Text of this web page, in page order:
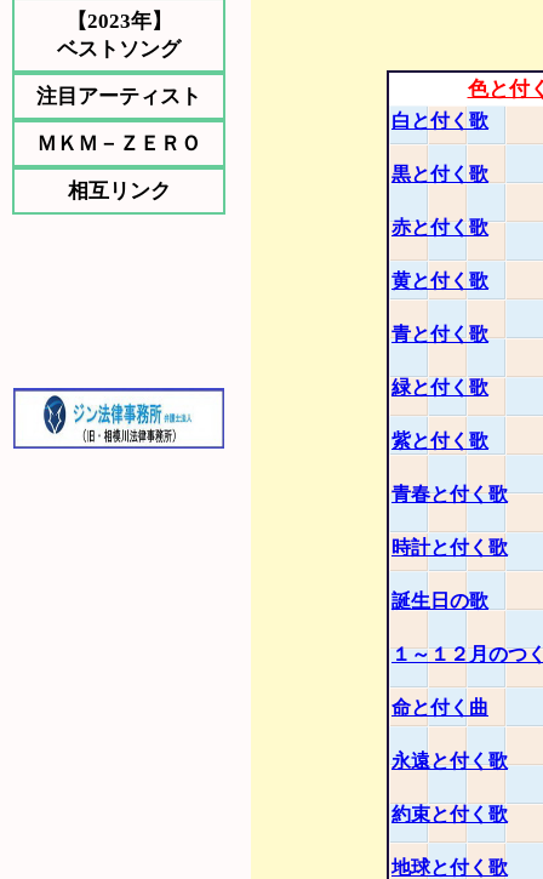
【2023年】
ベストソング
注目アーティスト
ＭＫＭ－ＺＥＲＯ
相互リンク
色と付
白と付く歌
黒と付く歌
赤と付く歌
黄と付く歌
青と付く歌
緑と付く歌
紫と付く歌
青春と付く歌
時計と付く歌
誕生日の歌
１～１２月のつ
命と付く曲
永遠と付く歌
約束と付く歌
地球と付く歌